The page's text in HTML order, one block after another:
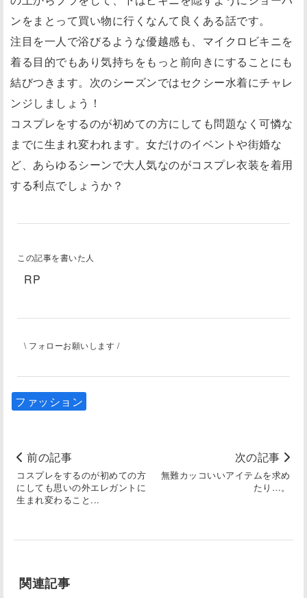
ンをまとって買い物に行くなんて良くある話です。
注目を一人で浴びるような優越感も、マイクロビキニを
着る目的でもあり気持ちをもっと前向きにすることにも
結びつきます。次のシーズンではセクシー水着にチャレ
ンジしましょう！
コスプレをするのが初めての方にしても問題なく可憐な
までに生まれ変われます。女だけのイベントや街婚な
ど、あらゆるシーンで大人気なのがコスプレ衣装を着用
する利点でしょうか？
この記事を書いた人
RP
\ フォローお願いします /
ファッション
前の記事
コスプレをするのが初めての方
にしても思いの外エレガントに
生まれ変わること...
次の記事
無難カッコいいアイテムを求め
たり…。
関連記事